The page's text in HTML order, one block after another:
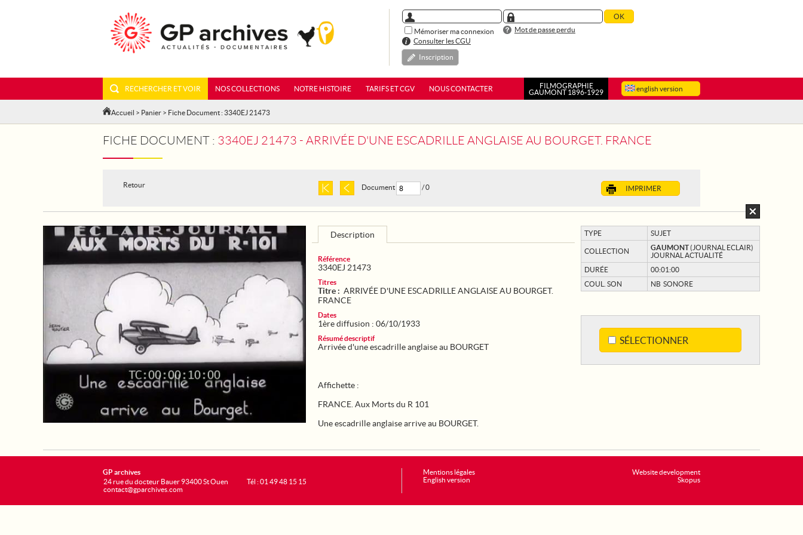
Mémoriser ma connexion
Mot de passe perdu
Consulter les CGU
Inscription
english version
RECHERCHER ET VOIR NOS COLLECTIONS NOTRE HISTOIRE TARIFS ET CGV NOUS CONTACTER
FILMOGRAPHIE
GAUMONT 1896-1929
Accueil > Panier > Fiche Document : 3340EJ 21473
FICHE DOCUMENT : 3340EJ 21473 - ARRIVÉE D'UNE ESCADRILLE ANGLAISE AU BOURGET. FRANCE
Retour IMPRIMER
Document / 0
TYPE SUJET
COLLECTION GAUMONT(JOURNAL ECLAIR)
JOURNAL ACTUALITÉ
DURÉE
00:01:00
COUL. SON
NB SONORE
SÉLECTIONNER
Description
Référence
3340EJ 21473
Titres
Titre : ARRIVÉE D'UNE ESCADRILLE ANGLAISE AU BOURGET.
FRANCE
Dates
1ère diffusion : 06/10/1933
Résumé descriptif
Arrivée d'une escadrille anglaise au BOURGET
Affichette :
FRANCE. Aux Morts du R 101
Une escadrille anglaise arrive au BOURGET.
Website development
Skopus
GP archives
24 rue du docteur Bauer 93400 St Ouen
contact@gparchives.com
Tél : 01 49 48 15 15
Mentions légales
English version